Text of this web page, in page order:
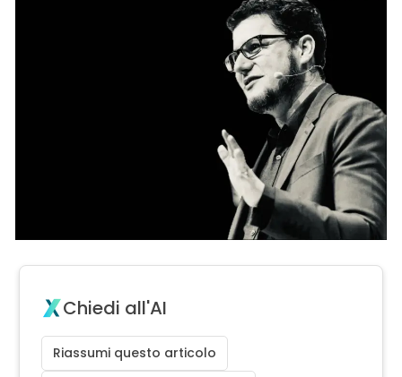
Chiedi all'AI
Riassumi questo articolo